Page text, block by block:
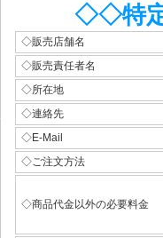
◇◇特
◇販売店舗名
◇販売責任者名
◇所在地
◇連絡先
◇E-Mail
◇ご注文方法
◇商品代金以外の必要料金